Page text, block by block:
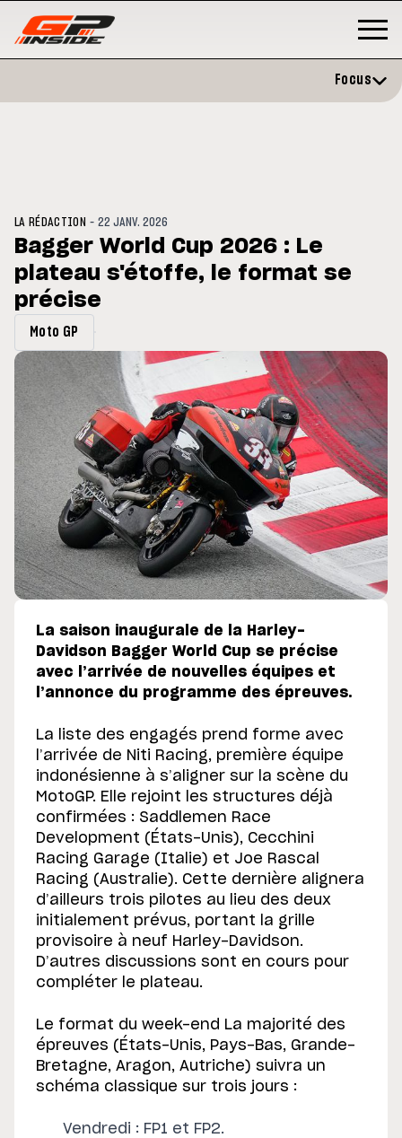
: Horaires et
du GP de Grande-
MOTO GP
Focus
LA RÉDACTION -22 JANV. 2026
Bagger World Cup 2026 : Le
plateau s'étoffe, le format se
précise
Moto GP
La saison inaugurale de la Harley-
Davidson Bagger World Cup se précise
avec l’arrivée de nouvelles équipes et
l’annonce du programme des épreuves.
La liste des engagés prend forme avec
l’arrivée de Niti Racing, première équipe
indonésienne à s’aligner sur la scène du
MotoGP. Elle rejoint les structures déjà
confirmées : Saddlemen Race
Development (États-Unis), Cecchini
Racing Garage (Italie) et Joe Rascal
Racing (Australie). Cette dernière alignera
d’ailleurs trois pilotes au lieu des deux
initialement prévus, portant la grille
provisoire à neuf Harley-Davidson.
D’autres discussions sont en cours pour
compléter le plateau.
Le format du week-end La majorité des
épreuves (États-Unis, Pays-Bas, Grande-
Bretagne, Aragon, Autriche) suivra un
schéma classique sur trois jours :
Vendredi : FP1 et FP2.